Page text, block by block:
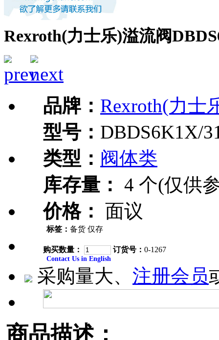
Rexroth(力士乐)溢流阀
品牌： Rexroth(力士
型号： DBDS6K1X/
类型： 阀体类
库存量： 4 个(仅供
价格： 面议
标签： 备货 仅存
购买数量： 订货号： 0-1267
Contact Us in English
采购量大、 注册会员
商品描述：